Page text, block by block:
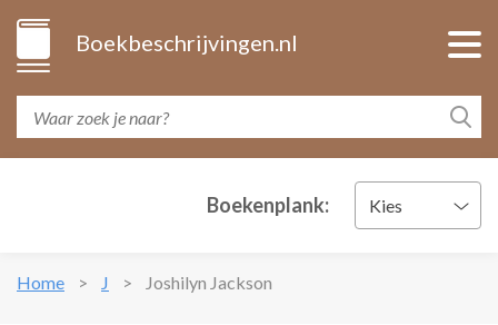
Boekbeschrijvingen.nl
Boekenplank: Kies
Home J Joshilyn Jackson